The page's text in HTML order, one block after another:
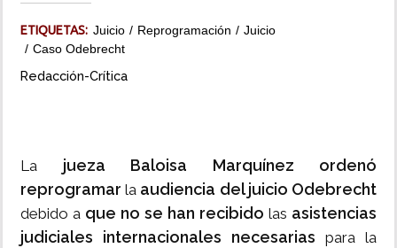
ETIQUETAS: Juicio Reprogramación
Juicio
Caso Odebrecht
Redacción-Crítica
La jueza Baloisa Marquínez ordenó
reprogramar la audiencia del juicio Odebrecht
debido a que no se han recibido las asistencias
judiciales internacionales necesarias para la